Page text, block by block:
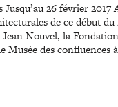
26 février 2017
de ce début du
Nouvel, la Fondation
Musée des confluences